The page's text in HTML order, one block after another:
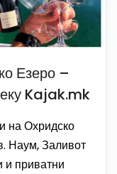
Езеро –
Kajak.mk
на Охридско
Наум, Заливот
и приватни